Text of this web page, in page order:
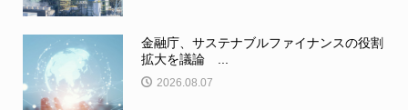
金融庁、サステナブルファイナンスの役割
拡大を議論 ...
2026.08.07